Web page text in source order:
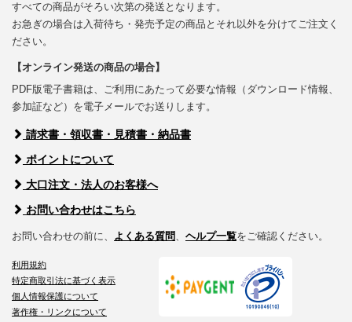
すべての商品がそろい次第の発送となります。
お急ぎの場合は入荷待ち・発売予定の商品とそれ以外を分けてご注文く
ださい。
【オンライン発送の商品の場合】
PDF版電子書籍は、ご利用にあたって必要な情報（ダウンロード情報、
参加証など）を電子メールでお送りします。
請求書・領収書・見積書・納品書
ポイントについて
大口注文・法人のお客様へ
お問い合わせはこちら
お問い合わせの前に、 よくある質問、 ヘルプ一覧をご確認ください。
利用規約
特定商取引法に基づく表示
個人情報保護について
著作権・リンクについて